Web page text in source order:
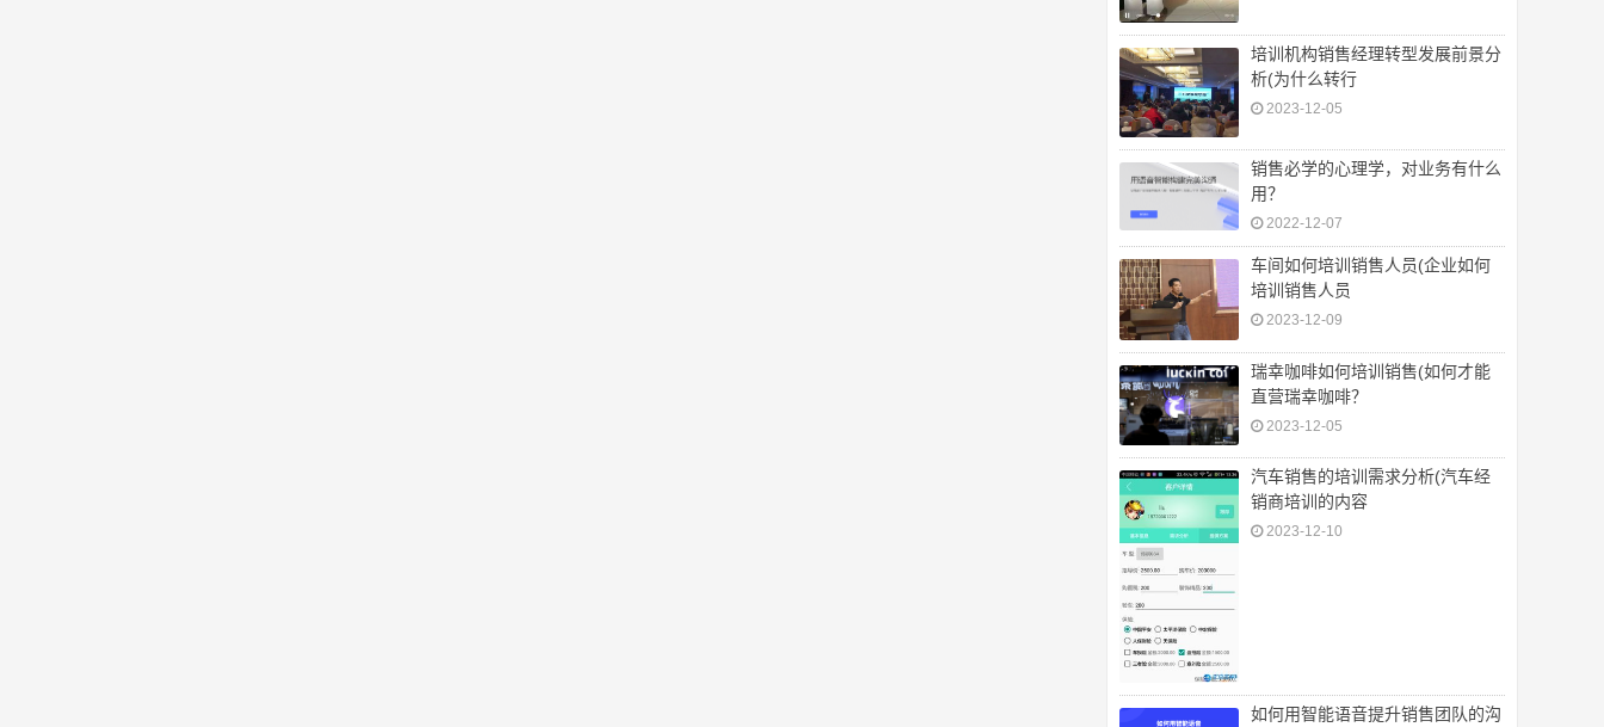
培训机构销售经理转型发展前景分
析(为什么转行
2023-12-05
销售必学的心理学，对业务有什么
用？
2022-12-07
车间如何培训销售人员(企业如何
培训销售人员
2023-12-09
瑞幸咖啡如何培训销售(如何才能
直营瑞幸咖啡？
2023-12-05
汽车销售的培训需求分析(汽车经
销商培训的内容
2023-12-10
如何用智能语音提升销售团队的沟